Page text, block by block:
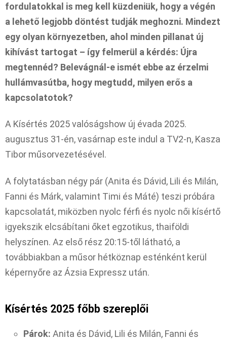
fordulatokkal is meg kell küzdeniük, hogy a végén
a lehető legjobb döntést tudják meghozni. Mindezt
egy olyan környezetben, ahol minden pillanat új
kihívást tartogat – így felmerül a kérdés: Újra
megtennéd? Belevágnál-e ismét ebbe az érzelmi
hullámvasútba, hogy megtudd, milyen erős a
kapcsolatotok?
A Kísértés 2025 valóságshow új évada 2025.
augusztus 31-én, vasárnap este indul a TV2-n, Kasza
Tibor műsorvezetésével.
A folytatásban négy pár (Anita és Dávid, Lili és Milán,
Fanni és Márk, valamint Timi és Máté) teszi próbára
kapcsolatát, miközben nyolc férfi és nyolc női kísértő
igyekszik elcsábítani őket egzotikus, thaiföldi
helyszínen. Az első rész 20:15-től látható, a
továbbiakban a műsor hétköznap esténként kerül
képernyőre az Ázsia Expressz után.
Kísértés 2025 főbb szereplői
Párok: Anita és Dávid, Lili és Milán, Fanni és